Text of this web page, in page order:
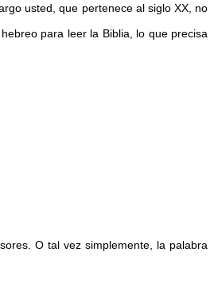
usted, que pertenece al siglo XX, no
para leer la Biblia, lo que precisa
. O tal vez simplemente, la palabra